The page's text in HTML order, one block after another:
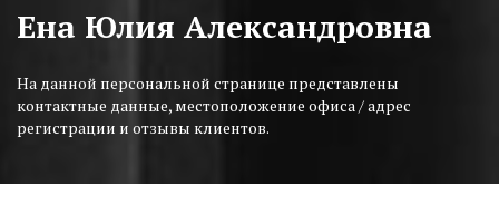
Ена Юлия Александровна
На данной персональной странице представлены
контактные данные, местоположение офиса / адрес
регистрации и отзывы клиентов.